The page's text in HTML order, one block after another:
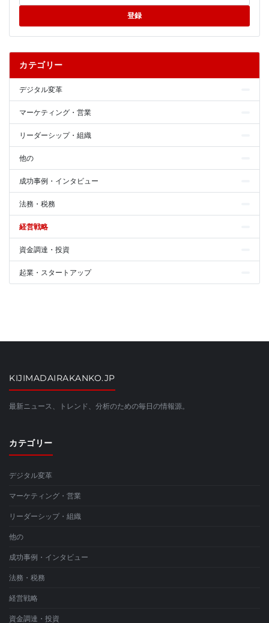
登録
カテゴリー
デジタル変革
マーケティング・営業
リーダーシップ・組織
他の
成功事例・インタビュー
法務・税務
経営戦略
資金調達・投資
起業・スタートアップ
KIJIMADAIRAKANKO.JP
最新ニュース、トレンド、分析のための毎日の情報源。
カテゴリー
デジタル変革
マーケティング・営業
リーダーシップ・組織
他の
成功事例・インタビュー
法務・税務
経営戦略
資金調達・投資